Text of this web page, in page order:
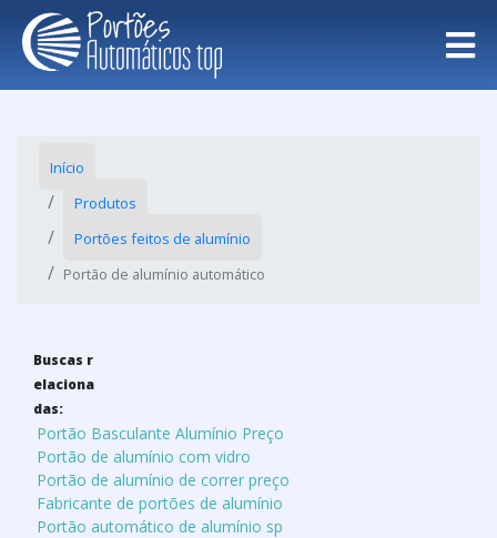
Início
Produtos
Portões feitos de alumínio
Portão de alumínio automático
Buscas r
elaciona
das:
Portão Basculante Alumínio Preço
Portão de alumínio com vidro
Portão de alumínio de correr preço
Fabricante de portões de alumínio
Portão automático de alumínio sp